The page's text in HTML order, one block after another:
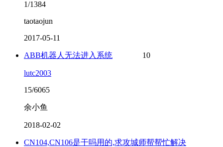
1/1384
taotaojun
2017-05-11
ABB机器人无法进入系统 10
lutc2003
15/6065
余小鱼
2018-02-02
​CN104,CN106是干吗用的,求攻城师帮帮忙解决